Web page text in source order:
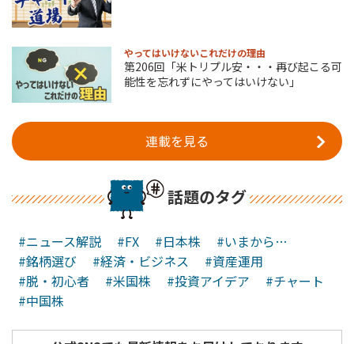
やってはいけないこれだけの理由
第206回「米トリプル安・・・再び起こる可
能性を忘れずにやってはいけない」
連載を見る
話題のタグ
#ニュース解説 #FX #日本株
#いまから…
#銘柄選び
#経済・ビジネス
#資産運用
#脱・初心者
#米国株 #投資アイデア
#チャート
#中国株